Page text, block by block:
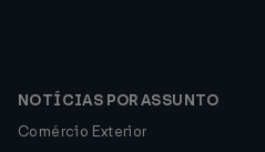
NOTÍCIAS POR ASSUNTO
Comércio Exterior